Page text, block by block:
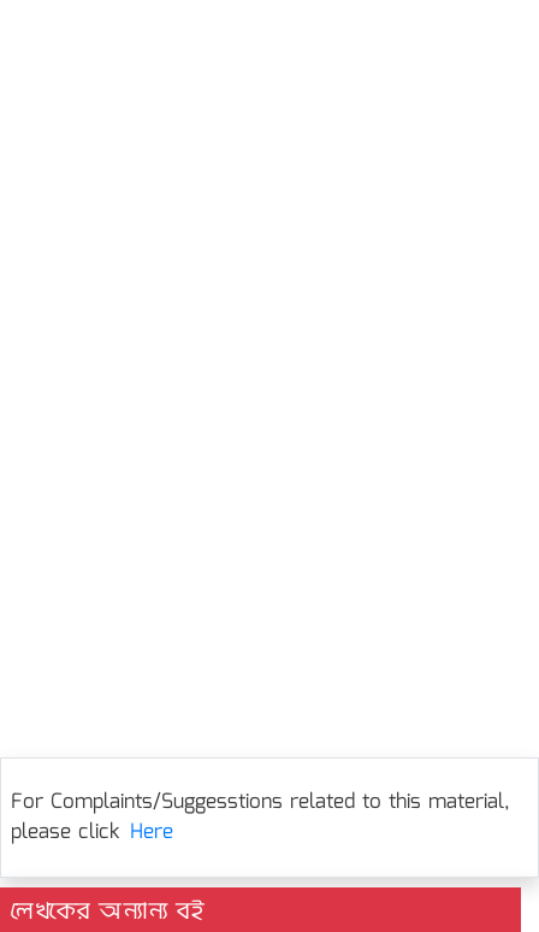
For Complaints/Suggesstions related to this material,
please click Here
লেখকের অন্যান্য বই